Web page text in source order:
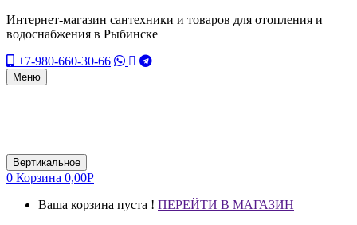
Интернет-магазин сантехники и товаров для отопления и
водоснабжения в Рыбинске
+7-980-660-30-66
Меню
Вертикальное
0 Корзина 0,00Р
Ваша корзина пуста ! ПЕРЕЙТИ В МАГАЗИН